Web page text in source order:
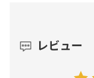
レビュー